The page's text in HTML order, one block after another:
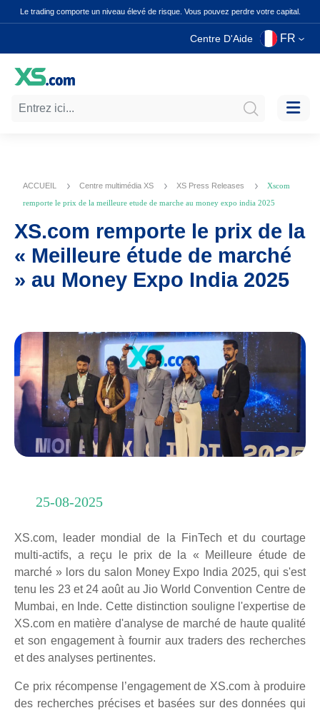
Le trading comporte un niveau élevé de risque. Vous pouvez perdre votre capital.
Centre D'Aide FR
ACCUEIL Centre multimédia XS XS Press Releases
Xscom
remporte le prix de la meilleure etude de marche au money expo india 2025
XS.com remporte le prix de la
« Meilleure étude de marché
» au Money Expo India 2025
25-08-2025
XS.com, leader mondial de la FinTech et du courtage
multi-actifs, a reçu le prix de la « Meilleure étude de
marché » lors du salon Money Expo India 2025, qui s'est
tenu les 23 et 24 août au Jio World Convention Centre de
Mumbai, en Inde. Cette distinction souligne l'expertise de
XS.com en matière d'analyse de marché de haute qualité
et son engagement à fournir aux traders des recherches
et des analyses pertinentes.
Ce prix récompense l’engagement de XS.com à produire
des recherches précises et basées sur des données qui